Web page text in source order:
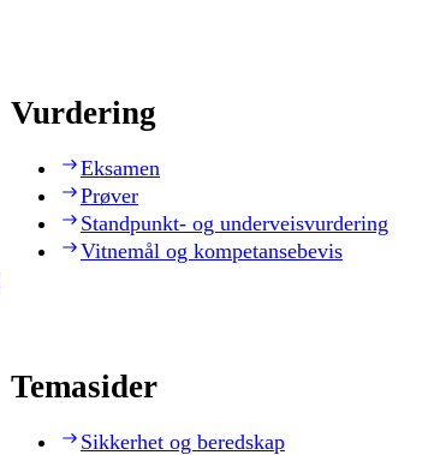
Vurdering
Eksamen
Prøver
Standpunkt- og underveisvurdering
Vitnemål og kompetansebevis
Temasider
Sikkerhet og beredskap